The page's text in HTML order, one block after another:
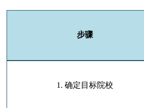
步骤
1. 确定目标院校